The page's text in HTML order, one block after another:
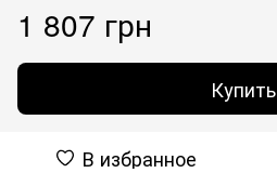
1 807 грн
Купить
В избранное